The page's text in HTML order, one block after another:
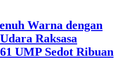
Warna dengan
Raksasa
UMP Sedot Ribuan